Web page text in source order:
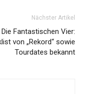
Nächster Artikel
Die Fantastischen Vier:
von „Rekord“ sowie
Tourdates bekannt